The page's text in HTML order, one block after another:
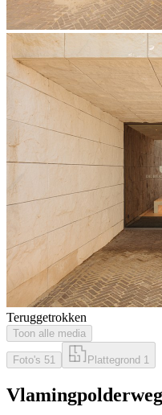
Teruggetrokken
Toon alle media
Foto's 51 Plattegrond 1